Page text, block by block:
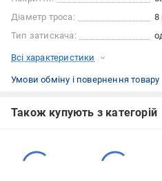
Діаметр троса:
8
Тип затискача:
Всі характеристики
Умови обміну і повернення товару
Також купують з категорій